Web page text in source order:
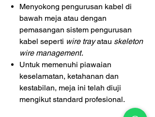
Menyokong pengurusan kabel di
bawah meja atau dengan
pemasangan sistem pengurusan
kabel seperti wire trayatau skeleton
wire management.
Untuk memenuhi piawaian
keselamatan, ketahanan dan
kestabilan, meja ini telah diuji
mengikut standard profesional.